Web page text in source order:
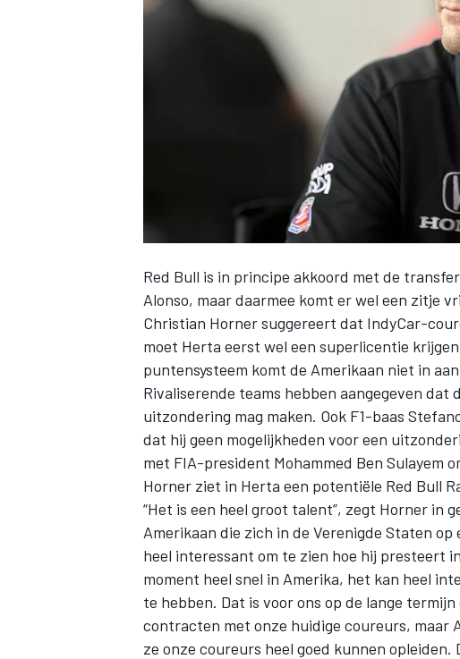
WEC DTM
Red Bull is in principe akkoord met de
Alonso, maar daarmee komt er wel een zitje
Christian Horner suggereert dat IndyCar-
moet Herta eerst wel een superlicentie
puntensysteem komt de Amerikaan niet in
Rivaliserende teams hebben aangegeven dat
uitzondering mag maken. Ook F1-baas
dat hij geen mogelijkheden voor een
met FIA-president Mohammed Ben Sulayem
Horner ziet in Herta een potentiële Red Bull
“Het is een heel groot talent”, zegt Horner in
Amerikaan die zich in de Verenigde Staten
heel interessant om te zien hoe hij presteert
moment heel snel in Amerika, het kan heel
te hebben. Dat is voor ons op de lange
contracten met onze huidige coureurs, maar
ze onze coureurs heel goed kunnen opleiden.